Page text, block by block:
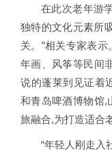
在此次老年游
独特的文化元素所
关。”相关专家表
年画、风筝等民间
说的蓬莱到见证着
和青岛啤酒博物馆,
旅融合,为打造适合
“年轻人刚走入